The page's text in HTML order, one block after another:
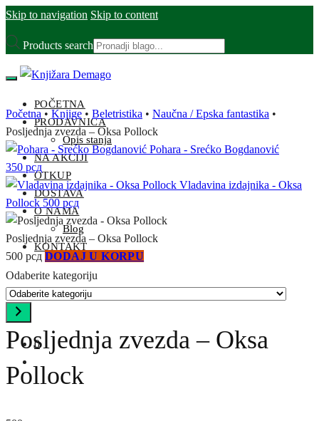
Skip to navigation Skip to content
Products search
POČETNA
PRODAVNICA
Opis stanja
NA AKCIJI
OTKUP
DOSTAVA
O NAMA
Blog
KONTAKT
Odaberite kategoriju
0
Početna • Knjige • Beletristika • Naučna / Epska fantastika •
Posljednja zvezda – Oksa Pollock
Pohara - Srećko Bogdanović
350 рсд
Vladavina izdajnika - Oksa
Pollock 500 рсд
Posljednja zvezda – Oksa Pollock
500 рсд DODAJ U KORPU
Posljednja zvezda – Oksa
Pollock